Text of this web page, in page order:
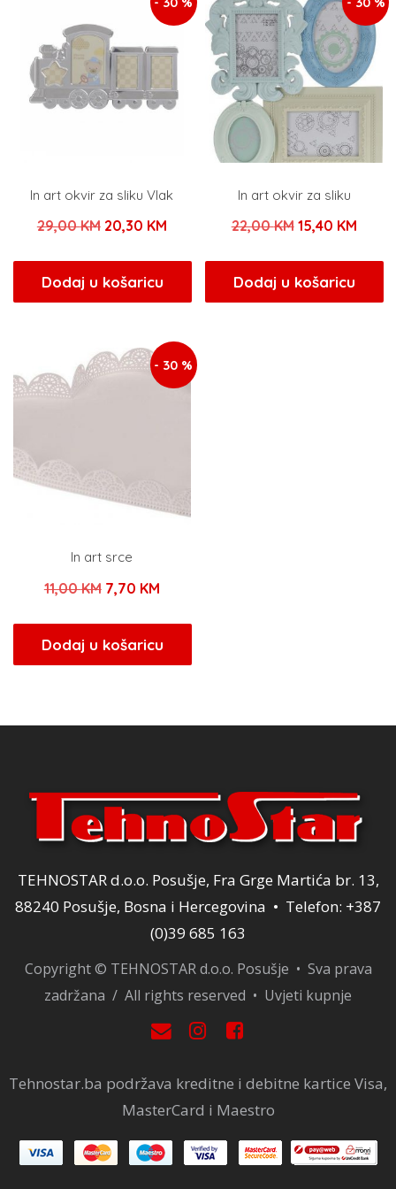
In art okvir za sliku Vlak
29,00KM Izvorna
bila
je:
20,30 KMTrenutna
20,30 KM.
Dodaj u košaricu
In art okvir za sliku
22,00KM Izvorna
bila
je:
15,40 KM
15,40
Dodaj u košaricu
- 30 %
In art srce
11,00KM Izvorna
bila
je:
7,70 KMTrenutna
je:
7,70 KM.
Dodaj u košaricu
TEHNOSTAR d.o.o. Posušje, Fra Grge Martića br. 13,
88240 Posušje, Bosna i Hercegovina • Telefon: +387
(0)39 685 163
Copyright © TEHNOSTAR d.o.o. Posušje • Sva prava
zadržana / All rights reserved • Uvjeti kupnje
Tehnostar.ba podržava kreditne i debitne kartice Visa,
MasterCard i Maestro